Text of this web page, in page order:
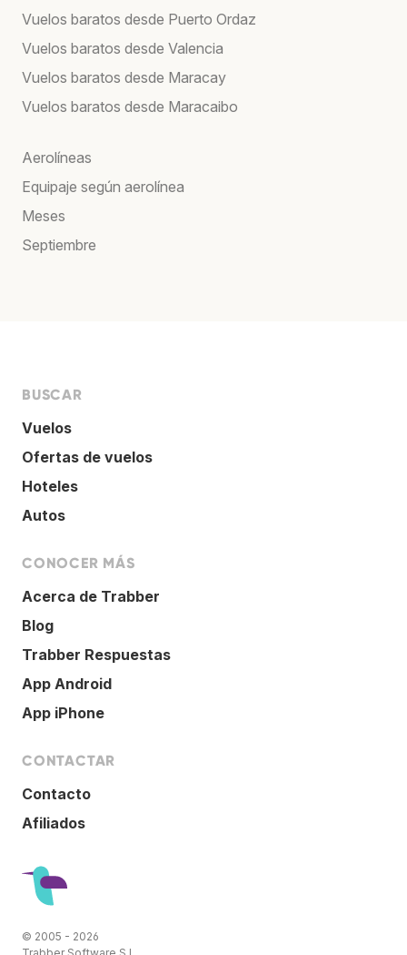
Vuelos baratos desde Puerto Ordaz
Vuelos baratos desde Valencia
Vuelos baratos desde Maracay
Vuelos baratos desde Maracaibo
Aerolíneas
Equipaje según aerolínea
Meses
Septiembre
BUSCAR
Vuelos
Ofertas de vuelos
Hoteles
Autos
CONOCER MÁS
Acerca de Trabber
Blog
Trabber Respuestas
App Android
App iPhone
CONTACTAR
Contacto
Afiliados
© 2005 - 2026